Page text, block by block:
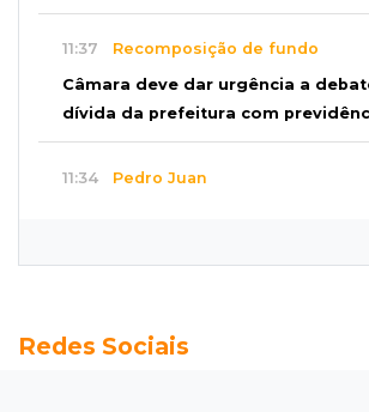
11:37 Recomposição de fundo
Câmara deve dar urgência a
dívida da prefeitura com
11:34 Pedro Juan
Assembleia e Câmara farão
Redes Sociais